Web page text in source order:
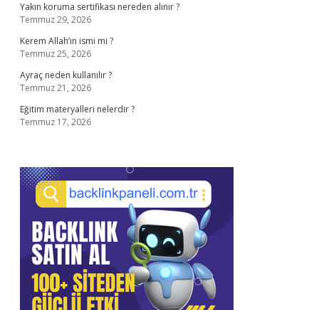
Yakın koruma sertifikası nereden alınır ?
Temmuz 29, 2026
Kerem Allah’ın ismi mi ?
Temmuz 25, 2026
Ayraç neden kullanılır ?
Temmuz 21, 2026
Eğitim materyalleri nelerdir ?
Temmuz 17, 2026